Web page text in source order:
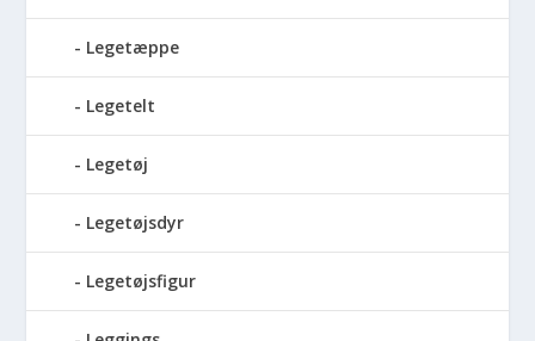
Legetæppe
Legetelt
Legetøj
Legetøjsdyr
Legetøjsfigur